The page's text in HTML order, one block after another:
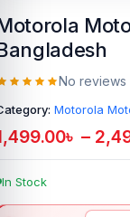
No reviews
Motorola
৳ –
In Stock